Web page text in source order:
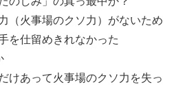
（火事場のクソ力）がないため
を仕留めきれなかった
けあって火事場のクソ力を失っ